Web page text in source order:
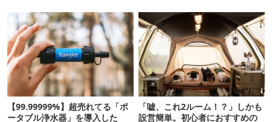
【99.99999%】超売れてる「ポ
ータブル浄水器」を導入した
「嘘、これ2ルーム！？」しかも
設営簡単。初心者におすすめの